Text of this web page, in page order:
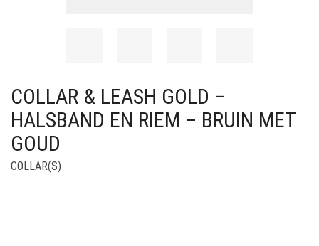
COLLAR & LEASH GOLD –
HALSBAND EN RIEM – BRUIN MET
GOUD
COLLAR(S)